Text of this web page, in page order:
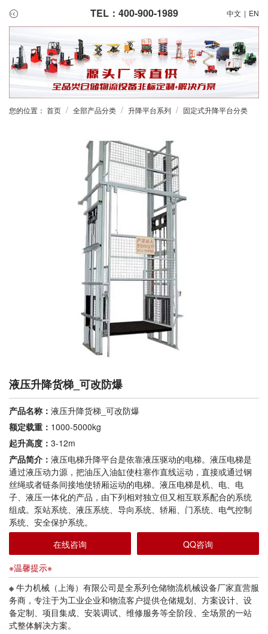
TEL：400-900-1989 中文 | EN
您的位置： 首页 / 全部产品分类 / 升降平台系列 / 固定式升降平台分类
液压升降货梯_可改防爆
产品名称： 液压升降货梯_可改防爆
额定载重： 1000-5000kg
起升高度： 3-12m
产品简介： 液压电梯升降平台是依靠液压驱动的电梯。液压电梯是
通过液压动力源，把油压入油缸使柱塞作直线运动，直接或通过钢
丝绳或者链条间接地使轿厢运动的电梯。液压电梯是机、电、电
子、液压一体化的产品，由下列相对独立但又相互联系配合的系统
组成。泵站系统、液压系统、导向系统、轿厢、门系统、电气控制
系统、安全保护系统。
在线咨询
QQ咨询
※温馨提示※
※ 牛力机械（上海）有限公司是全系列仓储物流机械设备厂家直营服
务商，专注于为工业企业和物流客户提供仓储规划、方案设计、设
备定制、项目集成、安装调试、维修服务等全阶段、全场景的一站
式整体解决方案。